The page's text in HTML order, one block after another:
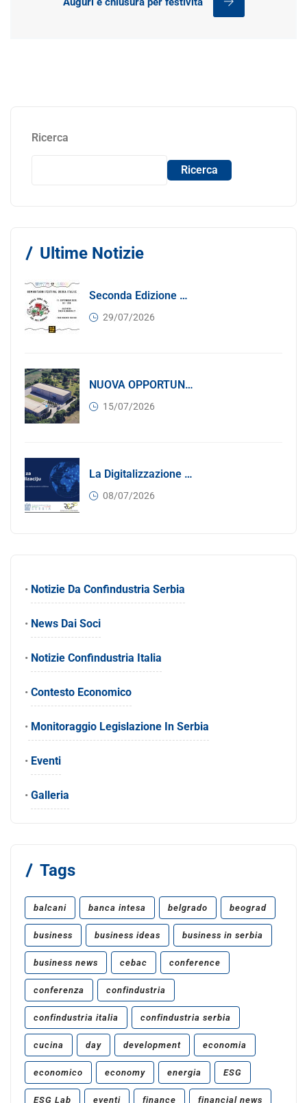
Ricerca
Ricerca
Ultime Notizie
Seconda Edizione Di MANGIA. DONA. AMA: Quando La Gastronomia Incontra La Solidarietà, 11 Settembre 2026
29/07/2026
NUOVA OPPORTUNITÀ DI BUSINESS PER I SOCI DI CONFINDUSTRIA SERBIA: Affitasi Un Moderno Capannone Industriale A Pančevo – 1.200 M² Nella Zona Industriale
15/07/2026
La Digitalizzazione Come Motore Dell’internazionalizzazione
08/07/2026
• Notizie Da Confindustria Serbia
• News Dai Soci
• Notizie Confindustria Italia
• Contesto Economico
• Monitoraggio Legislazione In Serbia
• Eventi
• Galleria
Tags
balcani banca intesa belgrado beograd
business business ideas business in serbia
business news cebac conference
conferenza confindustria
confindustria italia confindustria serbia
cucina day development economia
economico economy energia ESG
ESG Lab eventi finance financial news